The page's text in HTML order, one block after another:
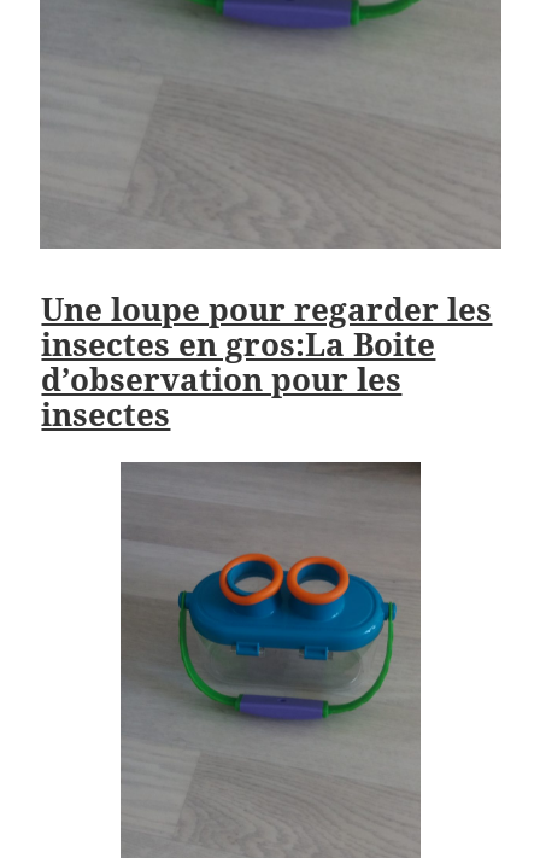
Une loupe pour regarder les
insectes en gros:La Boite
d’observation pour les
insectes